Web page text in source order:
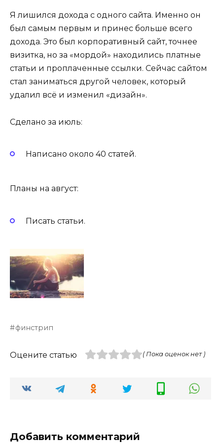
Я лишился дохода с одного сайта. Именно он
был самым первым и принес больше всего
дохода. Это был корпоративный сайт, точнее
визитка, но за «мордой» находились платные
статьи и проплаченные ссылки. Сейчас сайтом
стал заниматься другой человек, который
удалил всё и изменил «дизайн».
Сделано за июль:
Написано около 40 статей.
Планы на август:
Писать статьи.
финстрип
Оцените статью ( Пока оценок нет )
Добавить комментарий